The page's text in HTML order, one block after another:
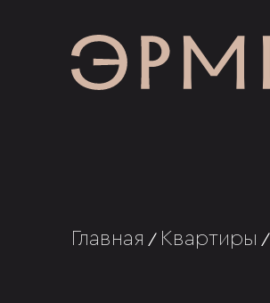
Главная / Квартиры /